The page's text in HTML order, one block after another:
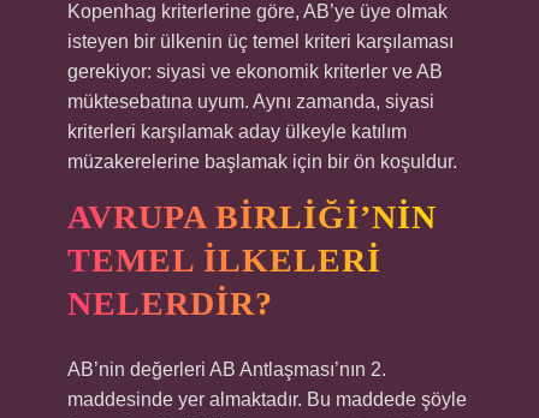
Kopenhag kriterlerine göre, AB’ye üye olmak
isteyen bir ülkenin üç temel kriteri karşılaması
gerekiyor: siyasi ve ekonomik kriterler ve AB
müktesebatına uyum. Aynı zamanda, siyasi
kriterleri karşılamak aday ülkeyle katılım
müzakerelerine başlamak için bir ön koşuldur.
AVRUPA BIRLIĞI’NIN
TEMEL ILKELERI
NELERDIR?
AB’nin değerleri AB Antlaşması’nın 2.
maddesinde yer almaktadır. Bu maddede şöyle